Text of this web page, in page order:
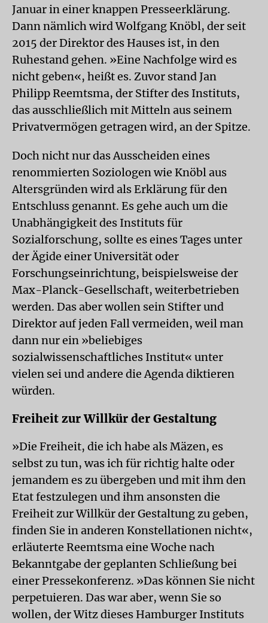
Januar in einer knappen Presseerklärung.
Dann nämlich wird Wolfgang Knöbl, der seit
2015 der Direktor des Hauses ist, in den
Ruhestand gehen. »Eine Nachfolge wird es
nicht geben«, heißt es. Zuvor stand Jan
Philipp Reemtsma, der Stifter des Instituts,
das ausschließlich mit Mitteln aus seinem
Privatvermögen getragen wird, an der Spitze.
Doch nicht nur das Ausscheiden eines
renommierten Soziologen wie Knöbl aus
Altersgründen wird als Erklärung für den
Entschluss genannt. Es gehe auch um die
Unabhängigkeit des Instituts für
Sozialforschung, sollte es eines Tages unter
der Ägide einer Universität oder
Forschungseinrichtung, beispielsweise der
Max-Planck-Gesellschaft, weiterbetrieben
werden. Das aber wollen sein Stifter und
Direktor auf jeden Fall vermeiden, weil man
dann nur ein »beliebiges
sozialwissenschaftliches Institut« unter
vielen sei und andere die Agenda diktieren
würden.
Freiheit zur Willkür der Gestaltung
»Die Freiheit, die ich habe als Mäzen, es
selbst zu tun, was ich für richtig halte oder
jemandem es zu übergeben und mit ihm den
Etat festzulegen und ihm ansonsten die
Freiheit zur Willkür der Gestaltung zu geben,
finden Sie in anderen Konstellationen nicht«,
erläuterte Reemtsma eine Woche nach
Bekanntgabe der geplanten Schließung bei
einer Pressekonferenz. »Das können Sie nicht
perpetuieren. Das war aber, wenn Sie so
wollen, der Witz dieses Hamburger Instituts